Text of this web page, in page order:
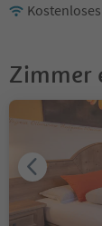
Kostenloses
Zimmer